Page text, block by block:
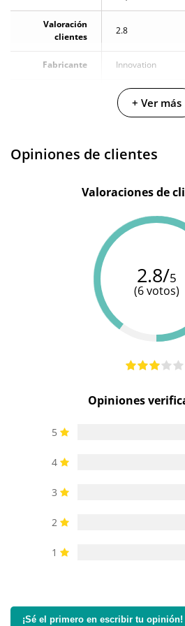
Valoración
clientes
2.8
Fabricante Innovation
Azul
Materiales Silicona
Multivelocidad
Cargador
USB
sumergible
+ Ver más
Opiniones de clientes
Valoraciones de
2.8/5
(6 votos)
Opiniones
5
4
3
2
1
¡Sé el primero en escribir tu opinión!